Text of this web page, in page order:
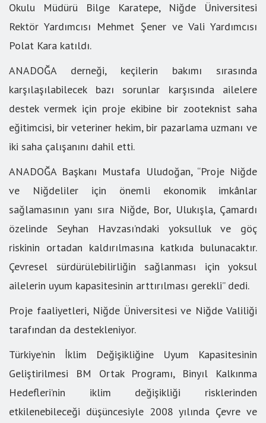
Okulu Müdürü Bilge Karatepe, Niğde Üniversitesi
Rektör Yardımcısı Mehmet Şener ve Vali Yardımcısı
Polat Kara katıldı.
ANADOĞA derneği, keçilerin bakımı sırasında
karşılaşılabilecek bazı sorunlar karşısında ailelere
destek vermek için proje ekibine bir zooteknist saha
eğitimcisi, bir veteriner hekim, bir pazarlama uzmanı ve
iki saha çalışanını dahil etti.
ANADOĞA Başkanı Mustafa Uludoğan, “Proje Niğde
ve Niğdeliler için önemli ekonomik imkânlar
sağlamasının yanı sıra Niğde, Bor, Ulukışla, Çamardı
özelinde Seyhan Havzası’ndaki yoksulluk ve göç
riskinin ortadan kaldırılmasına katkıda bulunacaktır.
Çevresel sürdürülebilirliğin sağlanması için yoksul
ailelerin uyum kapasitesinin arttırılması gerekli” dedi.
Proje faaliyetleri, Niğde Üniversitesi ve Niğde Valiliği
tarafından da destekleniyor.
Türkiye’nin İklim Değişikliğine Uyum Kapasitesinin
Geliştirilmesi BM Ortak Programı, Binyıl Kalkınma
Hedefleri’nin iklim değişikliği risklerinden
etkilenebileceği düşüncesiyle 2008 yılında Çevre ve